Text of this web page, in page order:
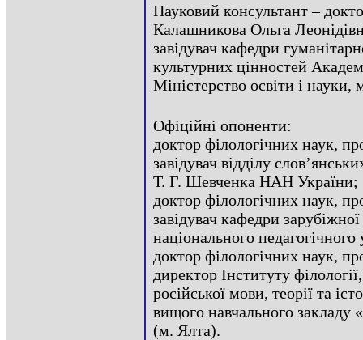
Науковий консультант –
Калашникова Ольга
завідувач кафедри
культурних цінностей
Міністерство освіти і науки,
Офіційні опоненти:
доктор філологічних наук,
завідувач відділу
Т. Г. Шевченка НАН України;
доктор філологічних наук,
завідувач кафедри
національного
доктор філологічних наук,
директор Інституту
російської мови, теорії та
вищого навчального закладу
(м. Ялта).